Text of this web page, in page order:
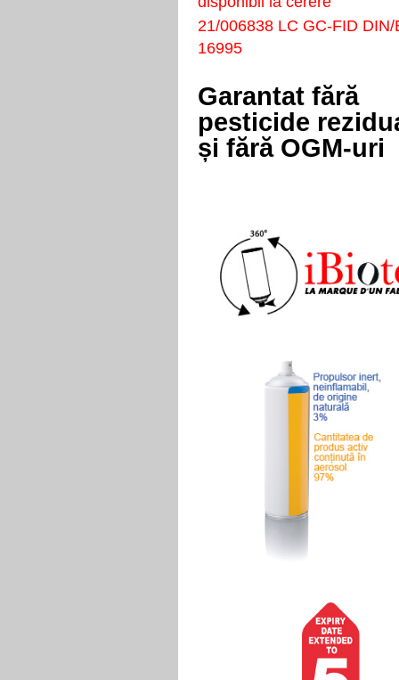
21/006838 LC GC-FID DIN/
16995
Garantat fără
pesticide
și fără OGM-uri